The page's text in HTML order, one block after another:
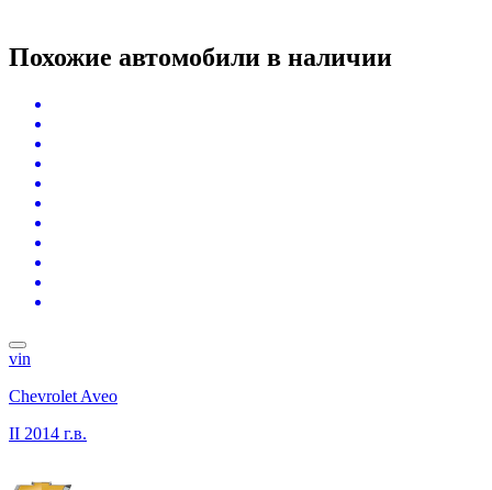
Похожие автомобили в наличии
vin
Chevrolet Aveo
II 2014 г.в.